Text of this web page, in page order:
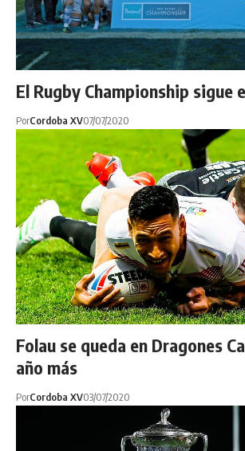
El Rugby Championship sigue
PorCordoba XV07/07/2020
Folau se queda en Dragones
año más
PorCordoba XV03/07/2020